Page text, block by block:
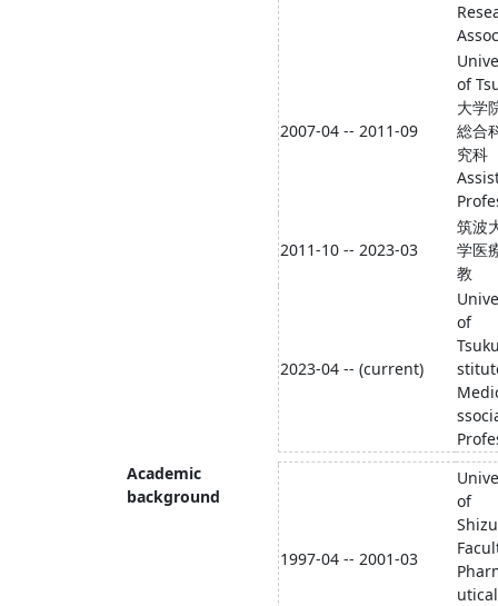
2007-04 -- 2011-09
of
大学
総合
究科
2011-10 -- 2023-03
筑波
学医
教
2023-04 -- (current)
of
Academic
background
1997-04 -- 2001-03
of
utical